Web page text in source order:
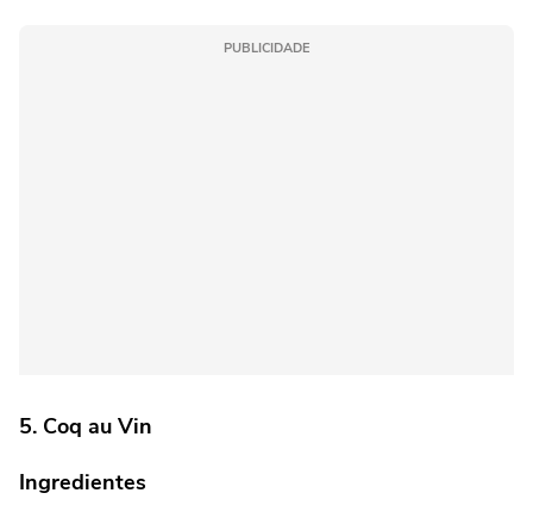
PUBLICIDADE
5. Coq au Vin
Ingredientes